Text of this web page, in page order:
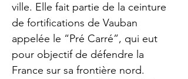
ville. Elle fait partie de la ceinture
de fortifications de Vauban
appelée le “Pré Carré”, qui eut
pour objectif de défendre la
France sur sa frontière nord.